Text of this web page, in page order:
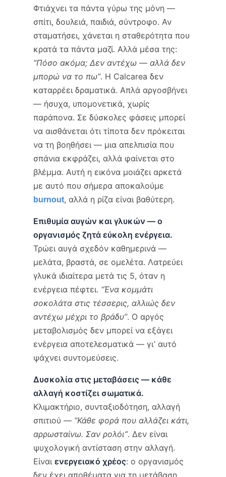
Φτιάχνει τα πάντα γύρω της μόνη —
σπίτι, δουλειά, παιδιά, σύντροφο. Αν
σταματήσει, χάνεται η σταθερότητα που
κρατά τα πάντα μαζί. Αλλά μέσα της:
“Πόσο ακόμα; Δεν αντέχω — αλλά δεν
μπορώ να το πω”. Η Calcarea δεν
καταρρέει δραματικά. Απλά αργοσβήνει
— ήσυχα, υπομονετικά, χωρίς
παράπονα. Σε δύσκολες φάσεις μπορεί
να αισθάνεται ότι τίποτα δεν πρόκειται
να τη βοηθήσει — μια απελπισία που
σπάνια εκφράζει, αλλά φαίνεται στο
βλέμμα. Αυτή η εικόνα μοιάζει αρκετά
με αυτό που σήμερα αποκαλούμε
burnout, αλλά η ρίζα είναι βαθύτερη.
Επιθυμία αυγών και γλυκών — ο
οργανισμός ζητά εύκολη ενέργεια.
Τρώει αυγά σχεδόν καθημερινά —
μελάτα, βραστά, σε ομελέτα. Λατρεύει
γλυκά ιδιαίτερα μετά τις 5, όταν η
ενέργεια πέφτει. “Ένα κομμάτι
σοκολάτα στις τέσσερις, αλλιώς δεν
αντέχω μέχρι το βράδυ”. Ο αργός
μεταβολισμός δεν μπορεί να εξάγει
ενέργεια αποτελεσματικά — γι’ αυτό
ψάχνει συντομεύσεις.
Δυσκολία στις μεταβάσεις — κάθε
αλλαγή κοστίζει σωματικά.
Κλιμακτήριο, συνταξιοδότηση, αλλαγή
σπιτιού — “Κάθε φορά που αλλάζει κάτι,
αρρωσταίνω. Σαν ρολόι”. Δεν είναι
ψυχολογική αντίσταση στην αλλαγή.
Είναιενεργειακό χρέος: ο οργανισμός